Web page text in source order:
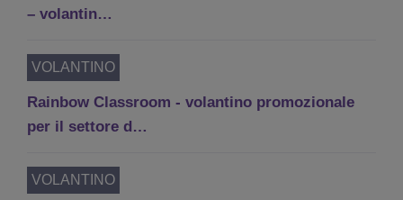
– volantin…
VOLANTINO
Rainbow Classroom - volantino promozionale
per il settore d…
VOLANTINO